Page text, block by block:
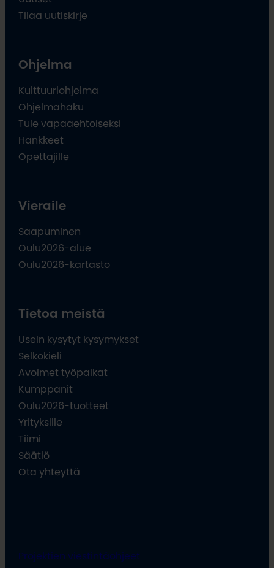
Tilaa uutiskirje
Ohjelma
Kulttuuriohjelma
Ohjelmahaku
Tule vapaaehtoiseksi
Hankkeet
Opettajille
Vieraile
Saapuminen
Oulu2026-alue
Oulu2026-kartasto
Tietoa meistä
Usein kysytyt kysymykset
Selkokieli
Avoimet työpaikat
Kumppanit
Oulu2026-tuotteet
Yrityksille
Tiimi
Säätiö
Ota yhteyttä
Projektien viestintäohjeet